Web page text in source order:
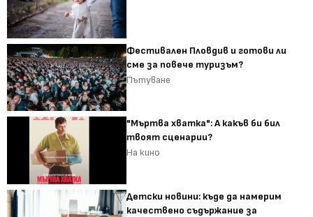
Фестивален Пловдив и готови ли
сме за повече туризъм?
Пътуване
"Мъртва хватка": А какъв би бил
твоят сценарии?
На кино
Детски новини: къде да намерим
качествено съдържание за